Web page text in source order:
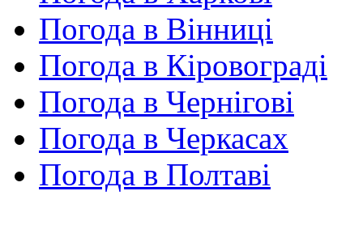
Погода в Вінниці
Погода в Кіровограді
Погода в Чернігові
Погода в Черкасах
Погода в Полтаві